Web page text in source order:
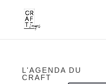
L'AGENDA DU
CRAFT